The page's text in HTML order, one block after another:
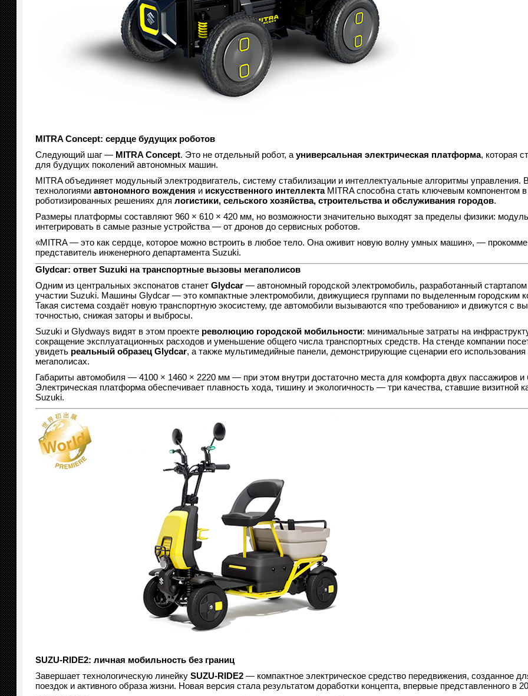
MITRA Concept: сердце будущих роботов
Следующий шаг — MITRA Concept. Это не отдельный робот, а универсальная электрическая платформа, которая
для будущих поколений автономных машин.
MITRA объединяет модульный электродвигатель, систему стабилизации и интеллектуальные алгоритмы управления.
технологиями автономного вождения и искусственного интеллектаMITRA способна стать ключевым компонентом в
роботизированных решениях для логистики, сельского хозяйства, строительства и обслуживания городов.
Размеры платформы составляют 960 × 610 × 420 мм, но возможности значительно выходят за пределы физики:
интегрировать в самые разные устройства — от дронов до сервисных роботов.
«MITRA — это как сердце, которое можно встроить в любое тело. Она оживит новую волну умных машин», —
представитель инженерного департамента Suzuki.
Glydcar: ответ Suzuki на транспортные вызовы мегаполисов
Одним из центральных экспонатов станет Glydcar— автономный городской электромобиль, разработанный
участии Suzuki. Машины Glydcar — это компактные электромобили, движущиеся группами по выделенным городским
Такая система создаёт новую транспортную экосистему, где автомобили вызываются «по требованию» и движутся с
точностью, снижая заторы и выбросы.
Suzuki и Glydways видят в этом проекте революцию городской мобильности: минимальные затраты на
сокращение эксплуатационных расходов и уменьшение общего числа транспортных средств. На стенде компании
увидеть реальный образец Glydcar, а также мультимедийные панели, демонстрирующие сценарии его использования
мегаполисах.
Габариты автомобиля — 4100 × 1460 × 2220 мм — при этом внутри достаточно места для комфорта двух пассажиров и
Электрическая платформа обеспечивает плавность хода, тишину и экологичность — три качества, ставшие визитной
Suzuki.
SUZU-RIDE2: личная мобильность без границ
Завершает технологическую линейку SUZU-RIDE2— компактное электрическое средство передвижения, созданное
поездок и активного образа жизни. Новая версия стала результатом доработки концепта, впервые представленного в